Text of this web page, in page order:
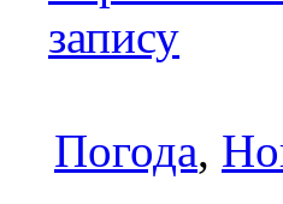
запису
Погода,